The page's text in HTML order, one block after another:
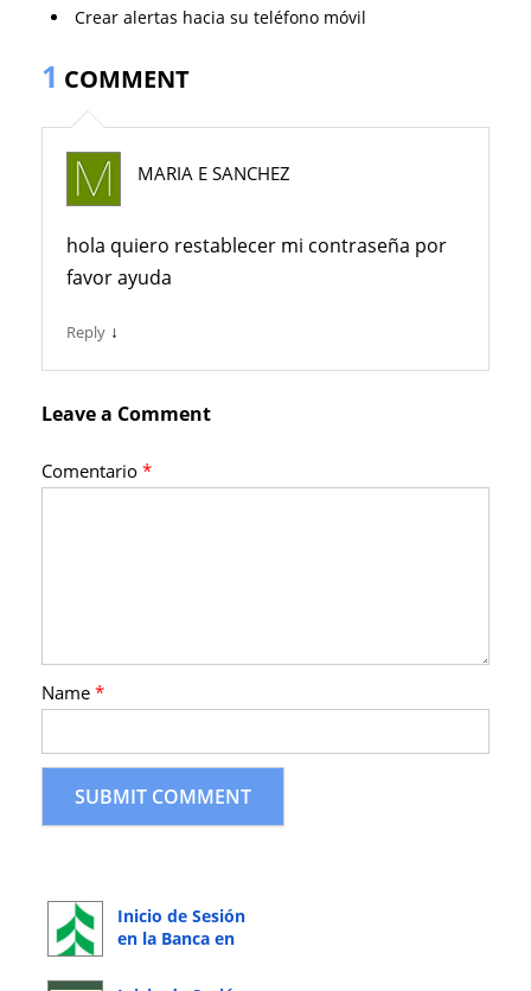
Crear alertas hacia su teléfono móvil
1 COMMENT
MARIA E SANCHEZ
hola quiero restablecer mi contraseña por
favor ayuda
Reply ↓
Leave a Comment
Comentario*
Name*
Inicio de Sesión
en la Banca en